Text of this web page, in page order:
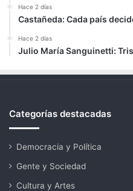
Hace 2 días
Castañeda: Cada país
Hace 2 días
Julio María Sanguinetti:
Categorías destacadas
Democracia y Política
Gente y Sociedad
Cultura y Artes